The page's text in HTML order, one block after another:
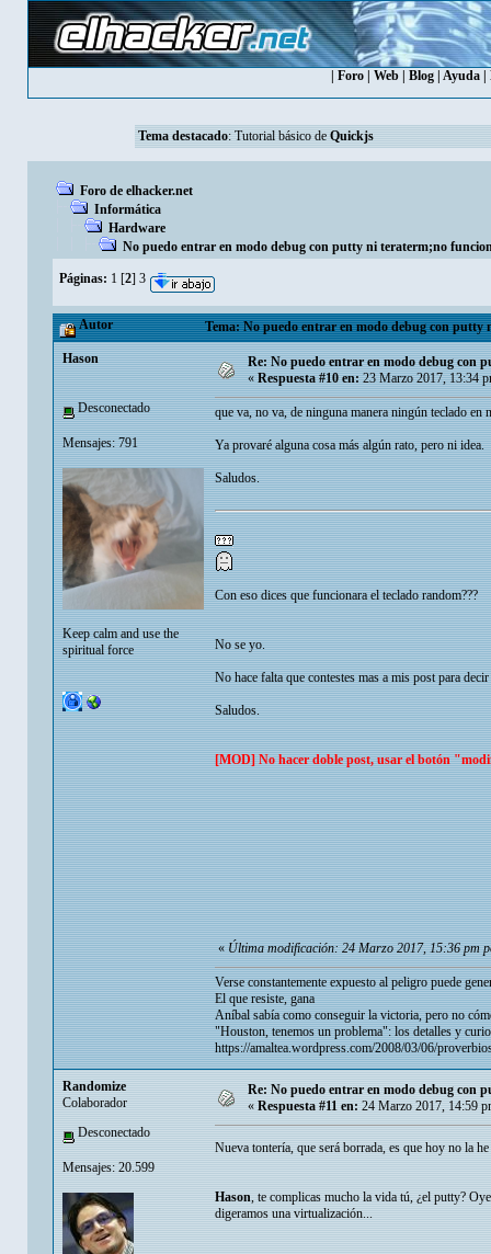
Foro| Web| Blog| Ayuda|
Tema destacado: Tutorial básico de Quickjs
Foro de elhacker.net
Informática
Hardware
No puedo entrar en modo debug con putty ni teraterm;no
Páginas: 1 [2] 3
Autor Tema: No puedo entrar en modo debug con
Hason
Desconectado
Mensajes: 791
Keep calm and use the
spiritual force
Re: No puedo entrar en modo debug con
«Respuesta #10 en:23 Marzo 2017, 13:34
que va, no va, de ninguna manera ningún teclado en
Ya provaré alguna cosa más algún rato, pero ni idea.
Saludos.
Con eso dices que funcionara el teclado random???
No se yo.
No hace falta que contestes mas a mis post para
Saludos.
[MOD] No hacer doble post, usar el botón
«Última modificación: 24 Marzo 2017, 15:36 pm
Verse constantemente expuesto al peligro puede
El que resiste, gana
Aníbal sabía como conseguir la victoria, pero no
"Houston, tenemos un problema": los detalles y
https://amaltea.wordpress.com/2008/03/06/
Randomize
Colaborador
Desconectado
Mensajes: 20.599
Re: No puedo entrar en modo debug con
« Respuesta #11 en: 24 Marzo 2017, 14:59
Nueva tontería, que será borrada, es que hoy no la
Hason, te complicas mucho la vida tú, ¿el putty?
digeramos una virtualización...